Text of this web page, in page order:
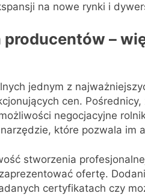
na nowe rynki i
producentów –
jednym z
cen.
negocjacyjne
które pozwala im
stworzenia
ofertę.
certyfikatach czy